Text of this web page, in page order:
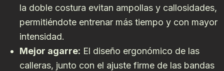
la doble costura evitan ampollas y callosidades,
permitiéndote entrenar más tiempo y con mayor
intensidad.
Mejor agarre: El diseño ergonómico de las
calleras, junto con el ajuste firme de las bandas